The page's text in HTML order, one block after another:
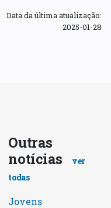
Data da última atualização:
2025-01-28
Outras
notícias
ver
todas
Jovens